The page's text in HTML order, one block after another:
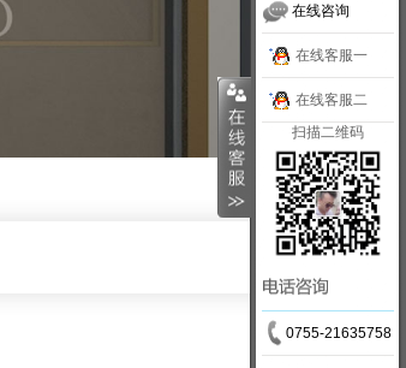
在线咨询
在线客服一
在线客服二
扫描二维码
0755-21635758